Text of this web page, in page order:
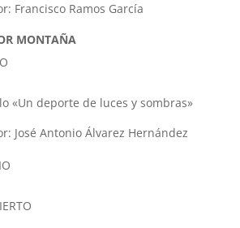
Francisco Ramos García
MONTAÑA
«Un deporte de luces y sombras»
José Antonio Álvarez Hernández